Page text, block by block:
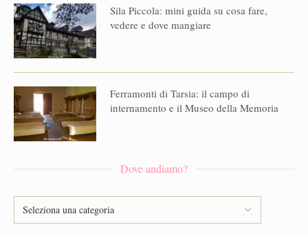
Sila Piccola: mini guida su cosa fare,
vedere e dove mangiare
Ferramonti di Tarsia: il campo di
internamento e il Museo della Memoria
Dove andiamo?